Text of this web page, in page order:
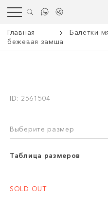
Главная
Балетки
бежевая замша
ID: 2561504
Выберите размер
Таблица размеров
SOLD OUT